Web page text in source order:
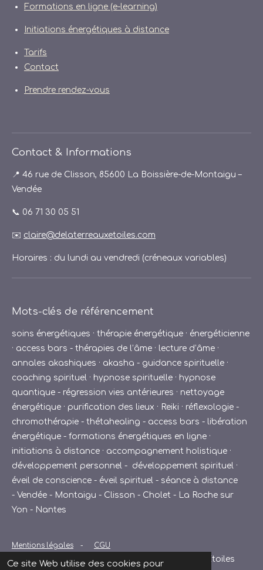
Ce site Web utilise des cookies pour
Formations en ligne (e-learning)
Initiations énergétiques à distance
Tarifs
Contact
Prendre rendez-vous
Contact & Informations
📍 46 rue de Clisson, 85600 La Boissière-de-Montaigu –
Vendée
📞 06 71 30 05 51
✉️ claire@delaterreauxetoiles.com
Horaires : du lundi au vendredi (créneaux variables)
Mots-clés de référencement
soins énergétiques · thérapie énergétique · énergéticienne
· access bars - thérapies de l’âme · lecture d’âme ·
annales akashiques · akasha - guidance spirituelle ·
coaching spirituel · hypnose spirituelle · hypnose
quantique - régression vies antérieures · nettoyage
énergétique · purification des lieux · Reiki · réflexologie -
chromothérapie - thétahealing - access bars - libération
énergétique - formations énergétiques en ligne ·
initiations à distance · accompagnement holistique ·
développement personnel - développement spirituel ·
éveil de conscience - éveil spirituel - séance à distance
- Vendée - Montaigu - Clisson - Cholet - La Roche sur
Yon - Nantes
Mentions légales - CGU
© 2024 - 2025 Claire Nauleau – De la Terre aux Étoiles